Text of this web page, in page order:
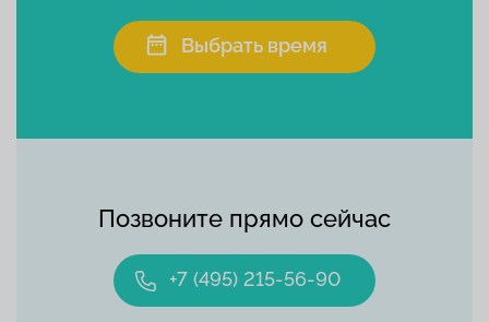
Позвоните прямо сейчас
+7 (495) 215-56-90
Выбрать время